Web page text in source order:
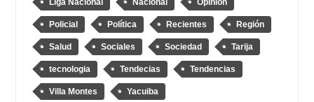
Liga Nacional Nacional Opinión
Policial Política Recientes Región
Salud Sociales Sociedad Tarija
tecnologia Tendecias Tendencias
Villa Montes Yacuiba